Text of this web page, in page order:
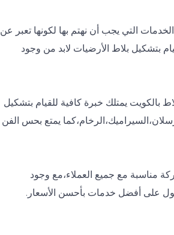
التي يجب أن نهتم بها لكونها تعبر عن
بتشكيل بلاط الأرضيات لابد من وجود
يمتلك خبرة كافية للقيام بتشكيل
يمتع بحس الفن
مناسبة مع جميع العملاء،مع وجود
على أفضل خدمات بأحسن الأسعار.